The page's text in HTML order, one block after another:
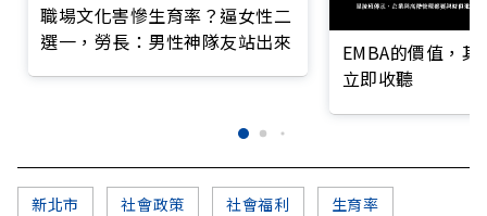
職場文化害慘生育率？逼女性二
選一，勞長：男性神隊友站出來
EMBA的價值，
立即收聽
新北市 社會政策 社會福利 生育率